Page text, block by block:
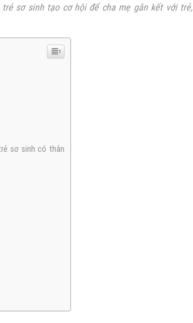
sơ sinh tạo cơ hội để cha mẹ gắn kết với trẻ,
sơ sinh có thân